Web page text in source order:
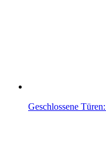
Geschlossene